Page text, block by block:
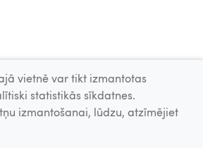
vietnē var tikt izmantotas
statistikās sīkdatnes.
izmantošanai, lūdzu, atzīmējiet